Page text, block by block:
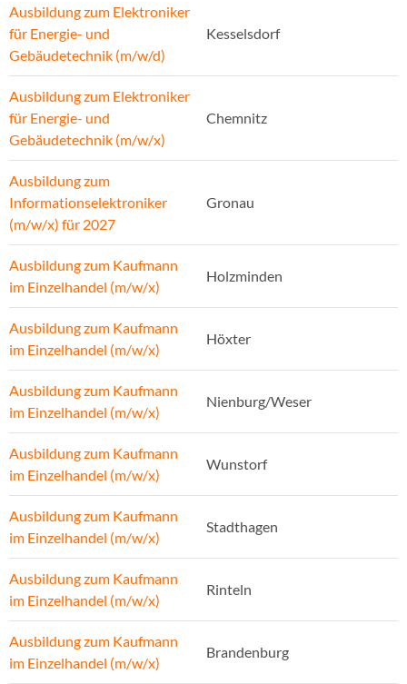
Ausbildung zum Elektroniker
für Energie- und
Gebäudetechnik (m/w/d)
Kesselsdorf
Ausbildung zum Elektroniker
für Energie- und
Gebäudetechnik (m/w/x)
Chemnitz
Ausbildung zum
Informationselektroniker
(m/w/x) für 2027
Gronau
Ausbildung zum Kaufmann
im Einzelhandel (m/w/x)
Holzminden
Ausbildung zum Kaufmann
im Einzelhandel (m/w/x)
Höxter
Ausbildung zum Kaufmann
im Einzelhandel (m/w/x)
Nienburg/Weser
Ausbildung zum Kaufmann
im Einzelhandel (m/w/x)
Wunstorf
Ausbildung zum Kaufmann
im Einzelhandel (m/w/x)
Stadthagen
Ausbildung zum Kaufmann
im Einzelhandel (m/w/x)
Rinteln
Ausbildung zum Kaufmann
im Einzelhandel (m/w/x)
Brandenburg